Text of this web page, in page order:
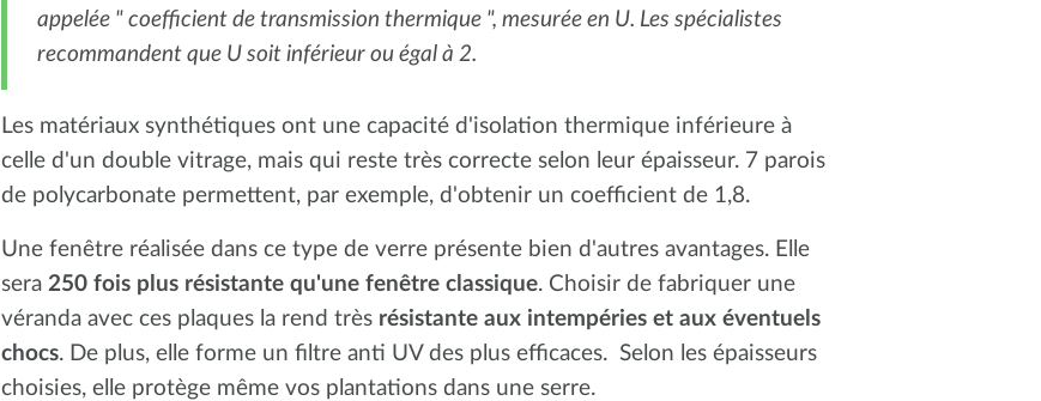
appelée " coefficient de transmission thermique ", mesurée en U. Les spécialistes
recommandent que U soit inférieur ou égal à 2.
Les matériaux synthétiques ont une capacité d'isolation thermique inférieure à
celle d'un double vitrage, mais qui reste très correcte selon leur épaisseur. 7 parois
de polycarbonate permettent, par exemple, d'obtenir un coefficient de 1,8.
Une fenêtre réalisée dans ce type de verre présente bien d'autres avantages. Elle
sera 250 fois plus résistante qu'une fenêtre classique. Choisir de fabriquer une
véranda avec ces plaques la rend très résistante aux intempéries et aux éventuels
chocs. De plus, elle forme un filtre anti UV des plus efficaces. Selon les épaisseurs
choisies, elle protège même vos plantations dans une serre.